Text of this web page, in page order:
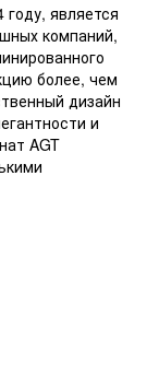
является
компаний,
более, чем
дизайн
и
AGT